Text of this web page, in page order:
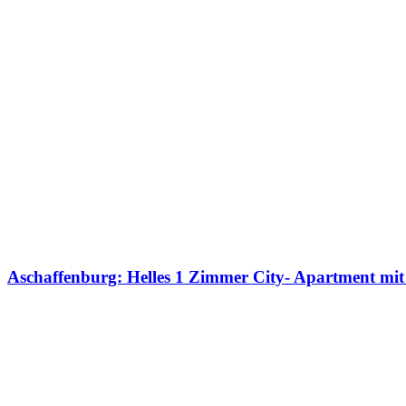
Aschaffenburg: Helles 1 Zimmer City- Apartment mit